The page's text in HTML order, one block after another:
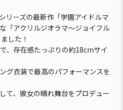
リーズの最新作「学園アイドルマ
「アクリルジオラマ～ジョイフル
した！
、存在感たっぷりの約18cmサイ
グ衣装で最高のパフォーマンスを
て、彼女の晴れ舞台をプロデュー